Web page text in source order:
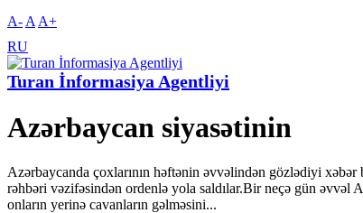
A- A A+
RU
Turan İnformasiya Agentliyi
Azərbaycan siyasətinin
Azərbaycanda çoxlarının həftənin əvvəlindən gözlədiyi
rəhbəri vəzifəsindən ordenlə yola saldılar.Bir neçə gün
onların yerinə cavanların gəlməsini...